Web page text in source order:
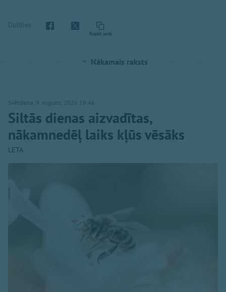
Dalīties
Kopēt saiti
Nākamais raksts
Svētdiena, 9. augusts, 2026 19:46
Siltās dienas aizvadītas,
nākamnedēļ laiks kļūs vēsāks
LETA